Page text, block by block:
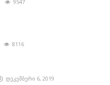
9547
8116
დეკემბერი 6, 2019